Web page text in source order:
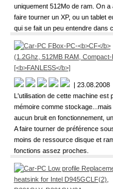
uniquement 512Mo de ram. On
faire tourner un XP, ou un tablet
qui se fait un peu entendre dans
| 23.08.2008
L'utilisation de cette machine est
mémoire comme
aucun bruit en fonctionnement,
A faire tourner de préférence
moins de ressource disque et
fonctions assez proches.